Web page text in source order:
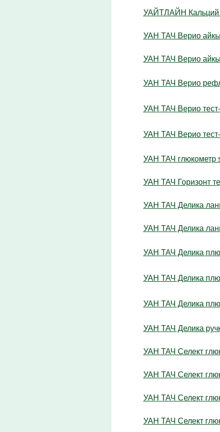
УАЙТЛАЙН Кальций
УАН ТАЧ Верио
УАН ТАЧ Верио
УАН ТАЧ Верио
УАН ТАЧ Верио
УАН ТАЧ Верио
УАН ТАЧ глюкометр
УАН ТАЧ Горизонт
УАН ТАЧ Делика
УАН ТАЧ Делика
УАН ТАЧ Делика
УАН ТАЧ Делика
УАН ТАЧ Делика
УАН ТАЧ Делика
УАН ТАЧ Селект
УАН ТАЧ Селект
УАН ТАЧ Селект
УАН ТАЧ Селект